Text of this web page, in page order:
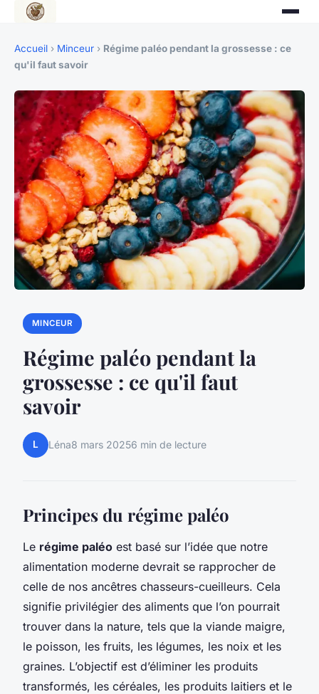
Accueil › Minceur › Régime paléo pendant la grossesse : ce
qu'il faut savoir
MINCEUR
Régime paléo pendant la
grossesse : ce qu'il faut
savoir
L Léna8 mars 20256 min de lecture
Principes du régime paléo
Le régime paléo est basé sur l’idée que notre
alimentation moderne devrait se rapprocher de
celle de nos ancêtres chasseurs-cueilleurs. Cela
signifie privilégier des aliments que l’on pourrait
trouver dans la nature, tels que la viande maigre,
le poisson, les fruits, les légumes, les noix et les
graines. L’objectif est d’éliminer les produits
transformés, les céréales, les produits laitiers et le